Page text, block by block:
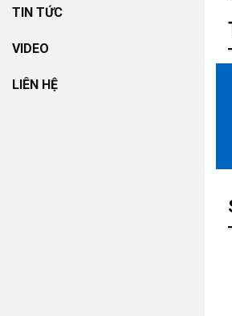
TIN TỨC
VIDEO
LIÊN HỆ